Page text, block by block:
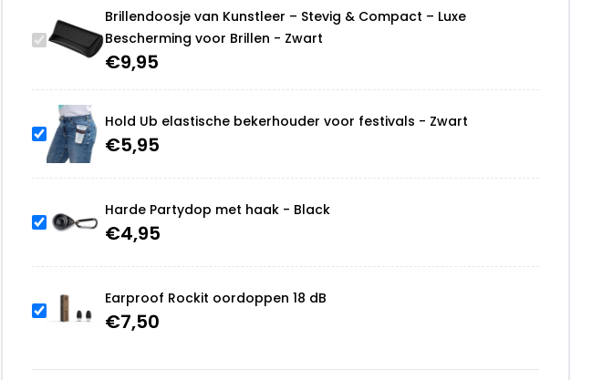
Brillendoosje van Kunstleer – Stevig & Compact – Luxe
Bescherming voor Brillen - Zwart
€9,95
Hold Ub elastische bekerhouder voor festivals - Zwart
€5,95
Harde Partydop met haak - Black
€4,95
Earproof Rockit oordoppen 18 dB
€7,50